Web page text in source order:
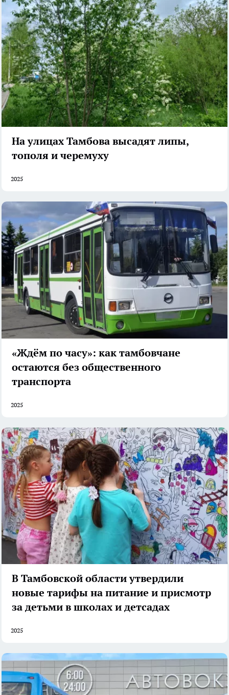
На улицах Тамбова высадят липы,
тополя и черемуху
2025
«Ждём по часу»: как тамбовчане
остаются без общественного
транспорта
2025
В Тамбовской области утвердили
новые тарифы на питание и присмотр
за детьми в школах и детсадах
2025